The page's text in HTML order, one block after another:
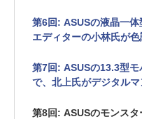
第6回: ASUSの液晶一
エディターの小林氏が
第7回: ASUSの13.3型
で、北上氏がデジタル
第8回: ASUSのモンス